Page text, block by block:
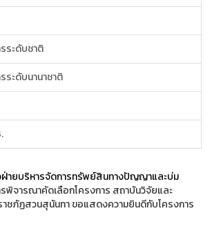
ระดับชาติ
ระดับนานาชาติ
ฝ่ายบริหารจัดการทรัพย์สินทางปัญญาและบ่ม
พิจารณาคัดเลือกโครงการ สถาบันวิจัยและ
ชภัฏสวนสุนันทา ขอแสดงความยินดีกับโครงการ